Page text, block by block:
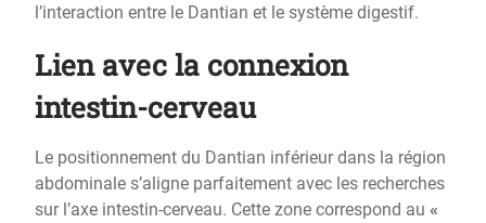
l’interaction entre le Dantian et le système digestif.
Lien avec la connexion
intestin-cerveau
Le positionnement du Dantian inférieur dans la région
abdominale s’aligne parfaitement avec les recherches
sur l’axe intestin-cerveau. Cette zone correspond au «